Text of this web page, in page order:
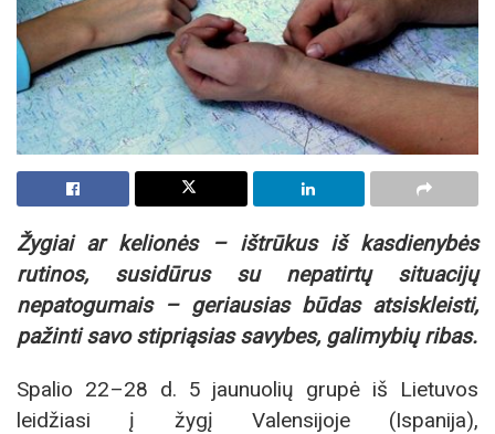
Žygiai ar kelionės – ištrūkus iš kasdienybės
rutinos, susidūrus su nepatirtų situacijų
nepatogumais – geriausias būdas atsiskleisti,
pažinti savo stipriąsias savybes, galimybių ribas.
Spalio 22–28 d. 5 jaunuolių grupė iš Lietuvos
leidžiasi į žygį Valensijoje (Ispanija),